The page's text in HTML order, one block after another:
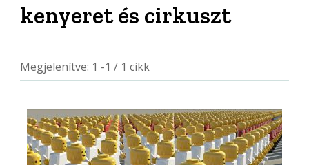
kenyeret és cirkuszt
Megjelenítve: 1 -1 / 1 cikk